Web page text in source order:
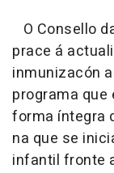
O Consello
prace á
inmunizacón
programa
forma íntegra
na que se
infantil fronte